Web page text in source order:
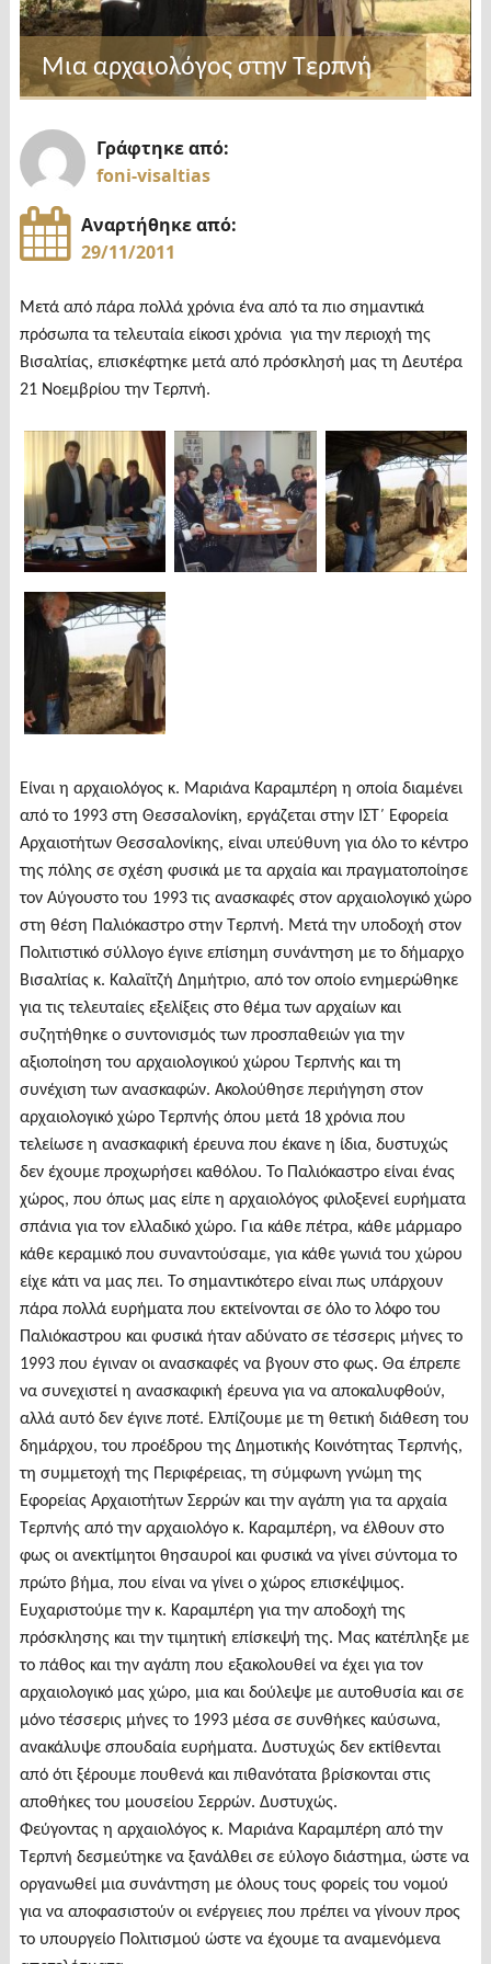
Μια αρχαιολόγος στην Τερπνή
Γράφτηκε από:
foni-visaltias
Αναρτήθηκε από:
29/11/2011
Μετά από πάρα πολλά χρόνια ένα από τα πιο σημαντικά
πρόσωπα τα τελευταία είκοσι χρόνια για την περιοχή της
Βισαλτίας, επισκέφτηκε μετά από πρόσκλησή μας τη Δευτέρα
21 Νοεμβρίου την Τερπνή.
Είναι η αρχαιολόγος κ. Μαριάνα Καραμπέρη η οποία διαμένει
από το 1993 στη Θεσσαλονίκη, εργάζεται στην ΙΣΤ΄ Εφορεία
Αρχαιοτήτων Θεσσαλονίκης, είναι υπεύθυνη για όλο το κέντρο
της πόλης σε σχέση φυσικά με τα αρχαία και πραγματοποίησε
τον Αύγουστο του 1993 τις ανασκαφές στον αρχαιολογικό χώρο
στη θέση Παλιόκαστρο στην Τερπνή. Μετά την υποδοχή στον
Πολιτιστικό σύλλογο έγινε επίσημη συνάντηση με το δήμαρχο
Βισαλτίας κ. Καλαϊτζή Δημήτριο, από τον οποίο ενημερώθηκε
για τις τελευταίες εξελίξεις στο θέμα των αρχαίων και
συζητήθηκε ο συντονισμός των προσπαθειών για την
αξιοποίηση του αρχαιολογικού χώρου Τερπνής και τη
συνέχιση των ανασκαφών. Ακολούθησε περιήγηση στον
αρχαιολογικό χώρο Τερπνής όπου μετά 18 χρόνια που
τελείωσε η ανασκαφική έρευνα που έκανε η ίδια, δυστυχώς
δεν έχουμε προχωρήσει καθόλου. Το Παλιόκαστρο είναι ένας
χώρος, που όπως μας είπε η αρχαιολόγος φιλοξενεί ευρήματα
σπάνια για τον ελλαδικό χώρο. Για κάθε πέτρα, κάθε μάρμαρο
κάθε κεραμικό που συναντούσαμε, για κάθε γωνιά του χώρου
είχε κάτι να μας πει. Το σημαντικότερο είναι πως υπάρχουν
πάρα πολλά ευρήματα που εκτείνονται σε όλο το λόφο του
Παλιόκαστρου και φυσικά ήταν αδύνατο σε τέσσερις μήνες το
1993 που έγιναν οι ανασκαφές να βγουν στο φως. Θα έπρεπε
να συνεχιστεί η ανασκαφική έρευνα για να αποκαλυφθούν,
αλλά αυτό δεν έγινε ποτέ. Ελπίζουμε με τη θετική διάθεση του
δημάρχου, του προέδρου της Δημοτικής Κοινότητας Τερπνής,
τη συμμετοχή της Περιφέρειας, τη σύμφωνη γνώμη της
Εφορείας Αρχαιοτήτων Σερρών και την αγάπη για τα αρχαία
Τερπνής από την αρχαιολόγο κ. Καραμπέρη, να έλθουν στο
φως οι ανεκτίμητοι θησαυροί και φυσικά να γίνει σύντομα το
πρώτο βήμα, που είναι να γίνει ο χώρος επισκέψιμος.
Ευχαριστούμε την κ. Καραμπέρη για την αποδοχή της
πρόσκλησης και την τιμητική επίσκεψή της. Μας κατέπληξε με
το πάθος και την αγάπη που εξακολουθεί να έχει για τον
αρχαιολογικό μας χώρο, μια και δούλεψε με αυτοθυσία και σε
μόνο τέσσερις μήνες το 1993 μέσα σε συνθήκες καύσωνα,
ανακάλυψε σπουδαία ευρήματα. Δυστυχώς δεν εκτίθενται
από ότι ξέρουμε πουθενά και πιθανότατα βρίσκονται στις
αποθήκες του μουσείου Σερρών. Δυστυχώς.
Φεύγοντας η αρχαιολόγος κ. Μαριάνα Καραμπέρη από την
Τερπνή δεσμεύτηκε να ξανάλθει σε εύλογο διάστημα, ώστε να
οργανωθεί μια συνάντηση με όλους τους φορείς του νομού
για να αποφασιστούν οι ενέργειες που πρέπει να γίνουν προς
το υπουργείο Πολιτισμού ώστε να έχουμε τα αναμενόμενα